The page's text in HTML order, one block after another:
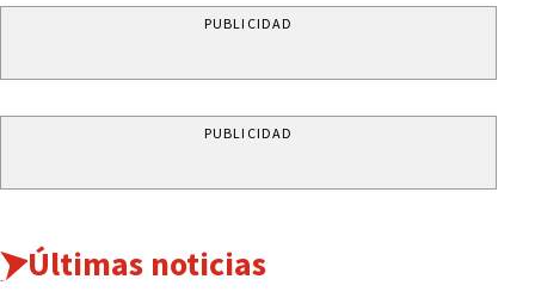
PUBLICIDAD
PUBLICIDAD
Últimas noticias